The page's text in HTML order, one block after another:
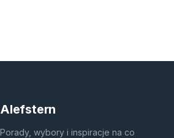
Alefstern
Porady, wybory i inspiracje na co